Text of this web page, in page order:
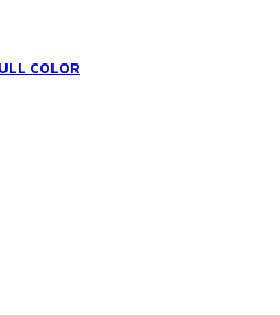
COLOR